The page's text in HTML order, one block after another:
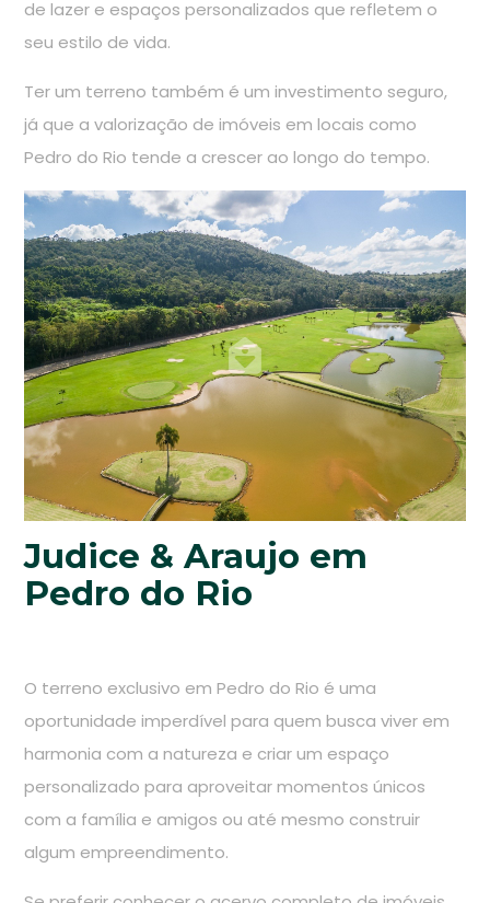
de lazer e espaços personalizados que refletem o
seu estilo de vida.
Ter um terreno também é um investimento seguro,
já que a valorização de imóveis em locais como
Pedro do Rio tende a crescer ao longo do tempo.
Judice & Araujo em
Pedro do Rio
O terreno exclusivo em Pedro do Rio é uma
oportunidade imperdível para quem busca viver em
harmonia com a natureza e criar um espaço
personalizado para aproveitar momentos únicos
com a família e amigos ou até mesmo construir
algum empreendimento.